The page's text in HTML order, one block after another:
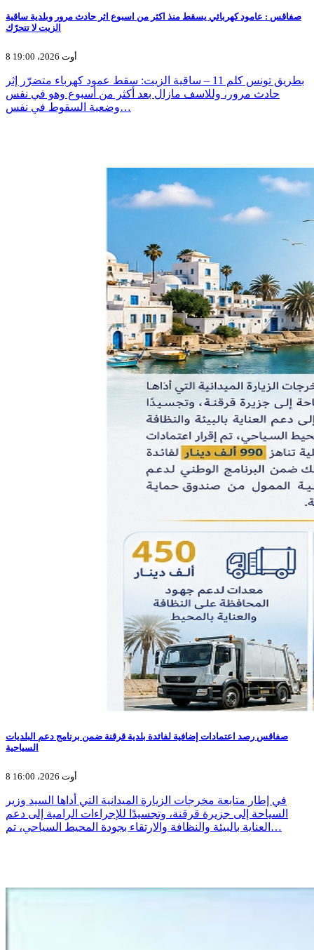
صفاقس : عامود كهربائي يسقط منذ اكثر من اسبوع اثر حادث مرور وبلدية ساقية
الزيت لا تتحرّك
8 أوت 2026، 19:00
بطريق تونس كلم 11 – ساقية الزيت: سقط عمود كهرباء متضرّر إثر
حادث مرور، وللاسف مازال بعد أكثر من أسبوع وهو في نفس
وضعية السقوط في نفس…
صفاقس رصد اعتمادات إضافية لفائدة بلدية قرقنة ضمن برنامج دعم البلديات
السياحية
8 أوت 2026، 16:00
في إطار متابعة مخرجات الزيارة الميدانية التي أداها السيد وزير
السياحة إلى جزيرة قرقنة، وتجسيدًا للإجراءات الرامية إلى دعم
العناية بالبيئة والنظافة والارتقاء بجودة المحيط السياحي، تم…